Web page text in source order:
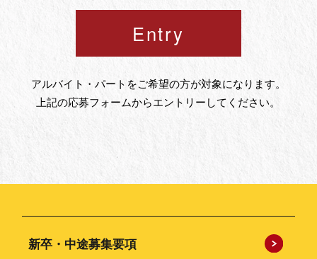
Entry
アルバイト・パートをご希望の方が対象になります。
上記の応募フォームからエントリーしてください。
新卒・中途募集要項